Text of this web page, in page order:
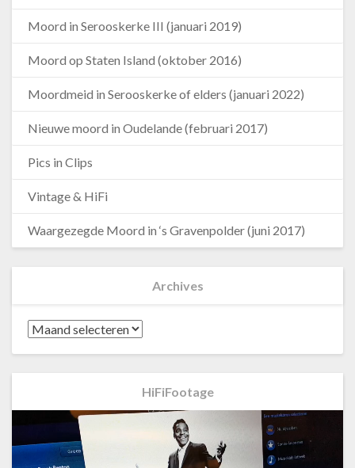
Moord in Serooskerke III (januari 2019)
Moord op Staten Island (oktober 2016)
Moordmeid in Serooskerke of elders (januari 2022)
Nieuwe moord in Oudelande (februari 2017)
Pics in Clips
Vintage & HiFi
Waargezegde Moord in ‘s Gravenpolder (juni 2017)
Archives
HiFiFootage
Videospeler